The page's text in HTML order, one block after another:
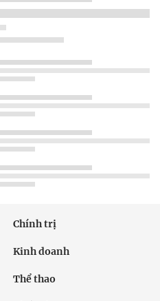
Chính trị
Kinh doanh
Thể thao